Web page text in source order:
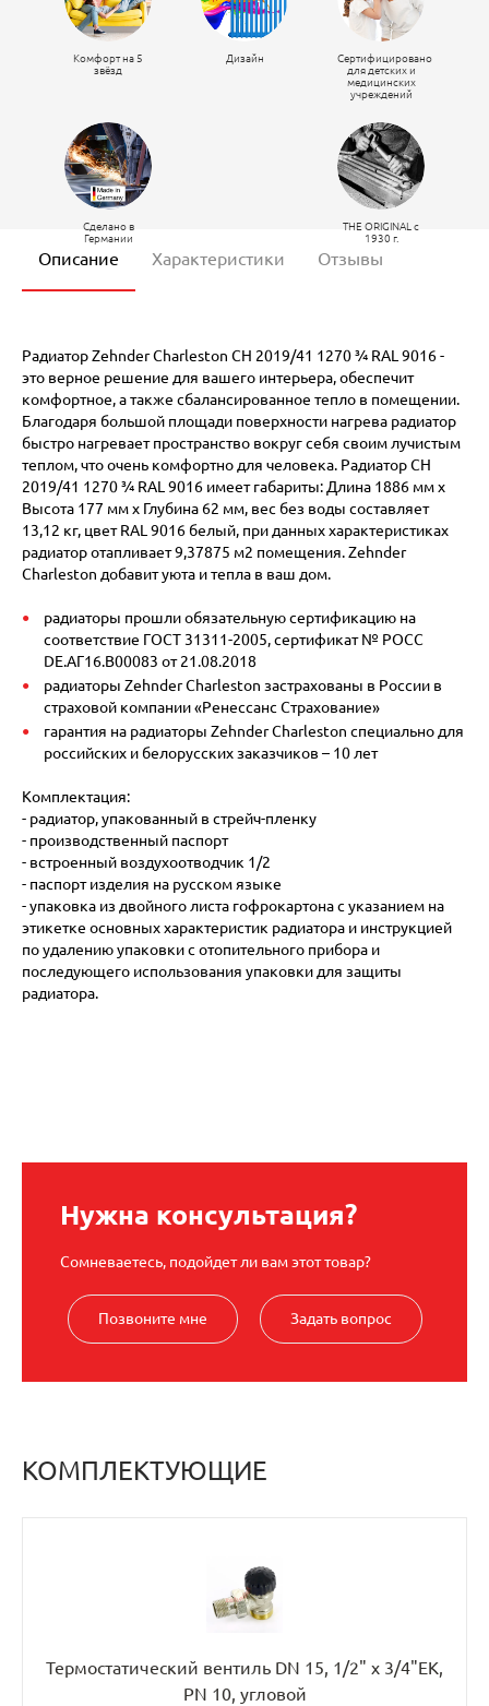
Комфорт на 5
звёзд
Дизайн
Сертифицировано
для детских и
медицинских
учреждений
Сделано в
Германии
THE ORIGINAL c
1930 г.
Описание Характеристики Отзывы
Радиатор Zehnder Charleston CH 2019/41 1270 ¾ RAL 9016 -
это верное решение для вашего интерьера, обеспечит
комфортное, а также сбалансированное тепло в помещении.
Благодаря большой площади поверхности нагрева радиатор
быстро нагревает пространство вокруг себя своим лучистым
теплом, что очень комфортно для человека. Радиатор CH
2019/41 1270 ¾ RAL 9016 имеет габариты: Длина 1886 мм х
Высота 177 мм х Глубина 62 мм, вес без воды составляет
13,12 кг, цвет RAL 9016 белый, при данных характеристиках
радиатор отапливает 9,37875 м2 помещения. Zehnder
Charleston добавит уюта и тепла в ваш дом.
радиаторы прошли обязательную сертификацию на
соответствие ГОСТ 31311-2005, сертификат № POCC
DE.АГ16.В00083 от 21.08.2018
радиаторы Zehnder Charleston застрахованы в России в
страховой компании «Ренессанс Страхование»
гарантия на радиаторы Zehnder Charleston специально для
российских и белорусских заказчиков – 10 лет
Комплектация:
- радиатор, упакованный в стрейч-пленку
- производственный паспорт
- встроенный воздухоотводчик 1/2
- паспорт изделия на русском языке
- упаковка из двойного листа гофрокартона с указанием на
этикетке основных характеристик радиатора и инструкцией
по удалению упаковки с отопительного прибора и
последующего использования упаковки для защиты
радиатора.
Нужна консультация?
Сомневаетесь, подойдет ли вам этот товар?
Позвоните мне Задать вопрос
КОМПЛЕКТУЮЩИЕ
Термостатический вентиль DN 15, 1/2" х 3/4"EK,
PN 10, угловой